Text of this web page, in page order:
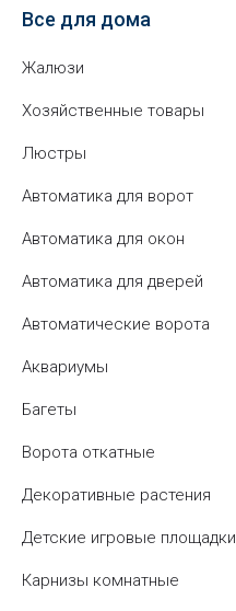
Все для дома
Жалюзи
Хозяйственные товары
Люстры
Автоматика для ворот
Автоматика для окон
Автоматика для дверей
Автоматические ворота
Аквариумы
Багеты
Ворота откатные
Декоративные растения
Детские игровые площадки
Карнизы комнатные